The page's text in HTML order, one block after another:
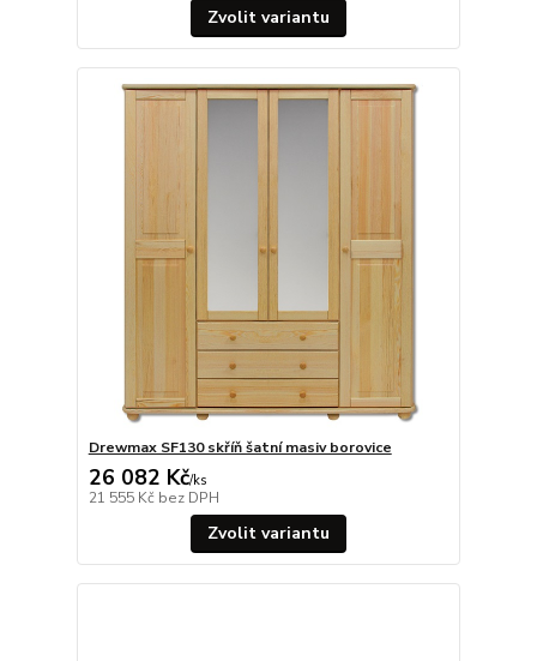
Zvolit variantu
Drewmax SF130 skříň šatní masiv borovice
26 082 Kč/ks
21 555 Kč bez DPH
Zvolit variantu